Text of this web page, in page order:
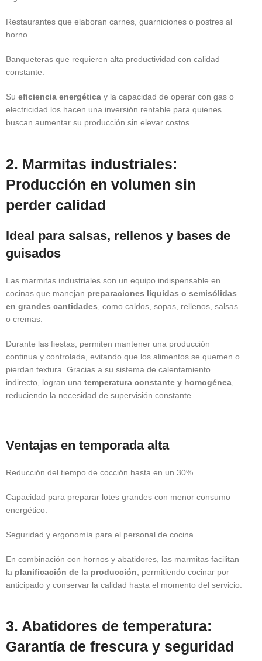
Restaurantes que elaboran carnes, guarniciones o postres al
horno.
Banqueteras que requieren alta productividad con calidad
constante.
Su eficiencia energética y la capacidad de operar con gas o
electricidad los hacen una inversión rentable para quienes
buscan aumentar su producción sin elevar costos.
2. Marmitas industriales:
Producción en volumen sin
perder calidad
Ideal para salsas, rellenos y bases de
guisados
Las marmitas industriales son un equipo indispensable en
cocinas que manejan preparaciones líquidas o semisólidas
en grandes cantidades , como caldos, sopas, rellenos, salsas
o cremas.
Durante las fiestas, permiten mantener una producción
continua y controlada, evitando que los alimentos se quemen o
pierdan textura. Gracias a su sistema de calentamiento
indirecto, logran una temperatura constante y homogénea
reduciendo la necesidad de supervisión constante.
Ventajas en temporada alta
Reducción del tiempo de cocción hasta en un 30%.
Capacidad para preparar lotes grandes con menor consumo
energético.
Seguridad y ergonomía para el personal de cocina.
En combinación con hornos y abatidores, las marmitas facilitan
la planificación de la producción , permitiendo cocinar por
anticipado y conservar la calidad hasta el momento del servicio.
3. Abatidores de temperatura:
Garantía de frescura y seguridad